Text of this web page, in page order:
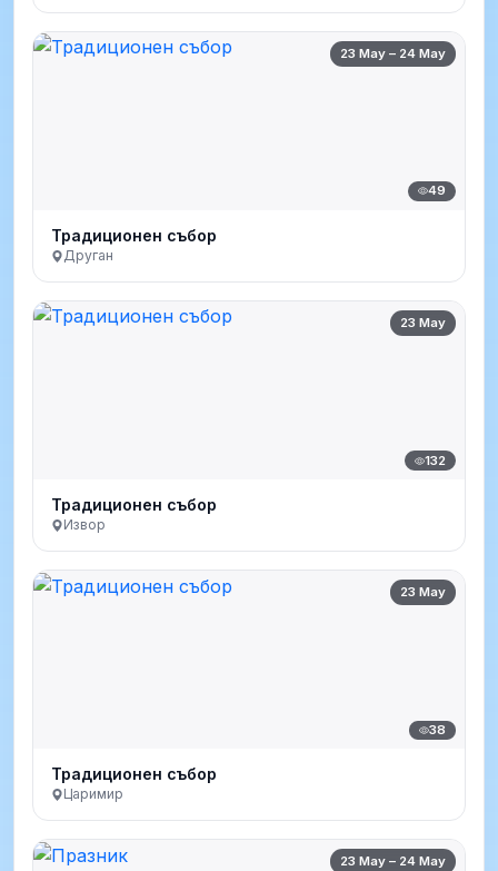
23 May – 24 May
49
Традиционен събор
Друган
23 May
132
Традиционен събор
Извор
23 May
38
Традиционен събор
Царимир
23 May – 24 May